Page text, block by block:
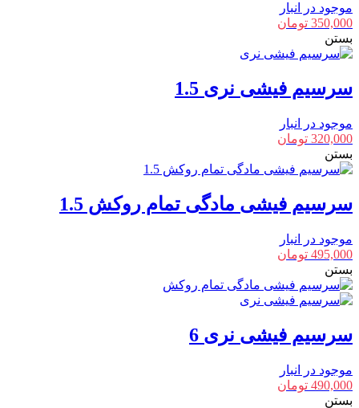
موجود در انبار
350,000 تومان
بستن
سرسیم فیشی نری 1.5
موجود در انبار
320,000 تومان
بستن
سرسیم فیشی مادگی تمام روکش 1.5
موجود در انبار
495,000 تومان
بستن
سرسیم فیشی نری 6
موجود در انبار
490,000 تومان
بستن